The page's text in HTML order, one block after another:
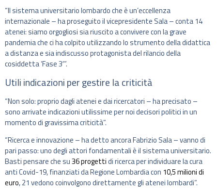
“Il sistema universitario lombardo che è un’eccellenza
internazionale – ha proseguito il vicepresidente Sala – conta 14
atenei: siamo orgogliosi sia riuscito a convivere con la grave
pandemia che ci ha colpito utilizzando lo strumento della didattica
a distanza e sia indiscusso protagonista del rilancio della
cosiddetta ‘Fase 3′”.
Utili indicazioni per gestire la criticità
“Non solo: proprio dagli atenei e dai ricercatori – ha precisato –
sono arrivate indicazioni utilissime per noi decisori politici in un
momento di gravissima criticità”.
“Ricerca e innovazione – ha detto ancora Fabrizio Sala – vanno di
pari passo: uno degli attori fondamentali è il sistema universitario.
Basti pensare che su36 progettidi ricerca per individuare la cura
anti Covid-19, finanziati da Regione Lombardia con 10,5 milioni di
euro, 21 vedono coinvolgono direttamente gli atenei lombardi”.